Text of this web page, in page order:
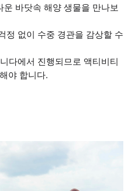
바닷속 해양 생물을 만나보
정 없이 수중 경관을 감상할 수
다에서 진행되므로 액티비티
야 합니다.